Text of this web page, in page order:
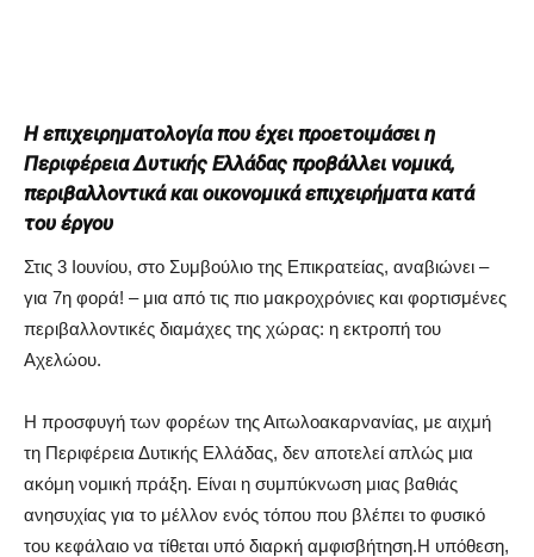
Η επιχειρηματολογία που έχει προετοιμάσει η
Περιφέρεια Δυτικής Ελλάδας προβάλλει νομικά,
περιβαλλοντικά και οικονομικά επιχειρήματα κατά
του έργου
Στις 3 Ιουνίου, στο Συμβούλιο της Επικρατείας, αναβιώνει –
για 7η φορά! – μια από τις πιο μακροχρόνιες και φορτισμένες
περιβαλλοντικές διαμάχες της χώρας: η εκτροπή του
Αχελώου.
Η προσφυγή των φορέων της Αιτωλοακαρνανίας, με αιχμή
τη Περιφέρεια Δυτικής Ελλάδας, δεν αποτελεί απλώς μια
ακόμη νομική πράξη. Είναι η συμπύκνωση μιας βαθιάς
ανησυχίας για το μέλλον ενός τόπου που βλέπει το φυσικό
του κεφάλαιο να τίθεται υπό διαρκή αμφισβήτηση.Η υπόθεση,